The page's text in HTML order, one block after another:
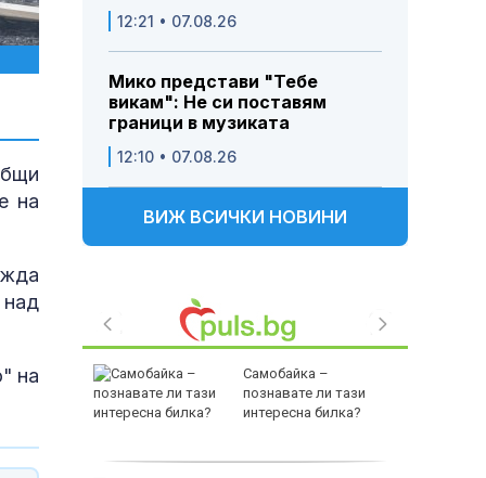
на
на
12:21 • 07.08.26
Мико представи "Тебе
викам": Не си поставям
граници в музиката
12:10 • 07.08.26
ВИЖ ВСИЧКИ НОВИНИ
е
Самобайка –
познавате ли тази
интересна билка?